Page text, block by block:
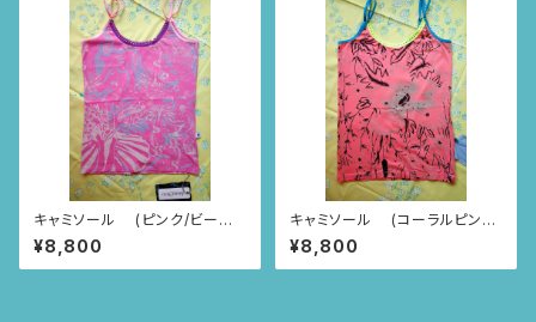
キャミソール (ピンク/ビーナ
スの誕生柄)
¥8,800
キャミソール (コーラルピンク/
ブラジルのお花柄)
¥8,800